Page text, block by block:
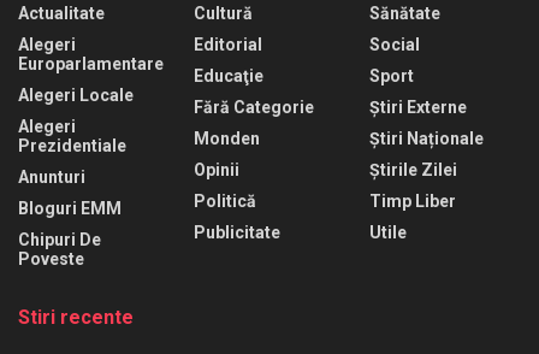
Actualitate
Alegeri
Europarlamentare
Alegeri Locale
Alegeri
Prezidentiale
Anunturi
Bloguri EMM
Chipuri De
Poveste
Cultură
Editorial
Educaţie
Fără Categorie
Monden
Opinii
Politică
Publicitate
Sănătate
Social
Sport
Știri Externe
Știri Naționale
Știrile Zilei
Timp Liber
Utile
Stiri recente